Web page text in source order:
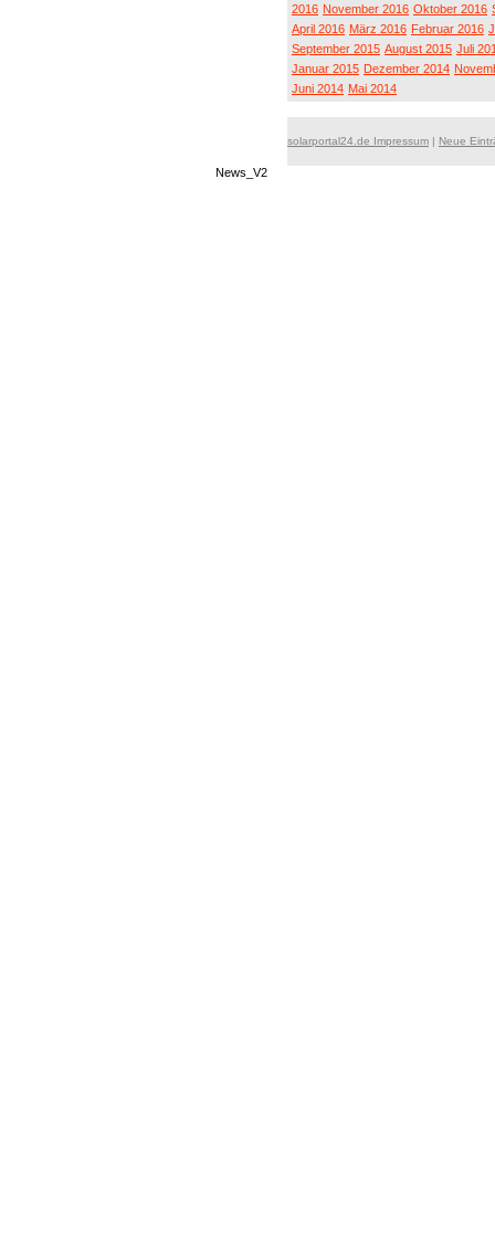
2016 November 2016 Oktober 2016
April 2016 März 2016 Februar 2016
September 2015 August 2015 Juli
Januar 2015 Dezember 2014
Juni 2014 Mai 2014
solarportal24.de Impressum | Neue
News_V2